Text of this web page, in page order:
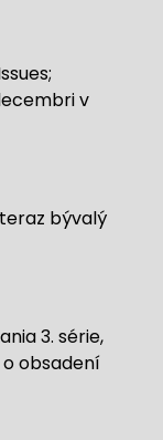
v
teraz bývalý
3. série,
obsadení